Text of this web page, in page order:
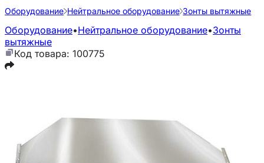
Оборудование Нейтральное оборудование Зонты вытяжные
Оборудование•Нейтральное оборудование•Зонты
вытяжные
Код товара: 100775